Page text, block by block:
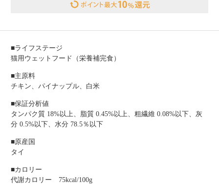
■ライフステージ
猫用ウェットフード（栄養補完食）
■主原料
チキン、パイナップル、白米
■保証分析値
タンパク質 18%以上、脂質 0.45%以上、粗繊維 0.08%以下、灰
分 0.5%以下、水分 78.5％以下
■原産国
タイ
■カロリー
代謝カロリー 75kcal/100g